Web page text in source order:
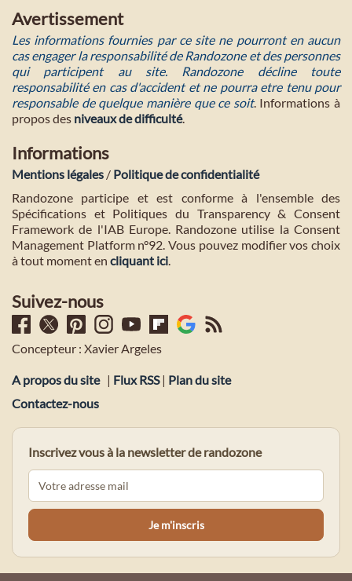
Avertissement
Les informations fournies par ce site ne pourront en aucun
cas engager la responsabilité de Randozone et des personnes
qui participent au site. Randozone décline toute
responsabilité en cas d'accident et ne pourra etre tenu pour
responsable de quelque manière que ce soit. Informations à
propos des niveaux de difficulté.
Informations
Mentions légales / Politique de confidentialité
Randozone participe et est conforme à l'ensemble des
Spécifications et Politiques du Transparency & Consent
Framework de l'IAB Europe. Randozone utilise la Consent
Management Platform n°92. Vous pouvez modifier vos choix
à tout moment en cliquant ici.
Suivez-nous
Concepteur : Xavier Argeles
A propos du site | Flux RSS| Plan du site
Contactez-nous
Inscrivez vous à la newsletter de randozone